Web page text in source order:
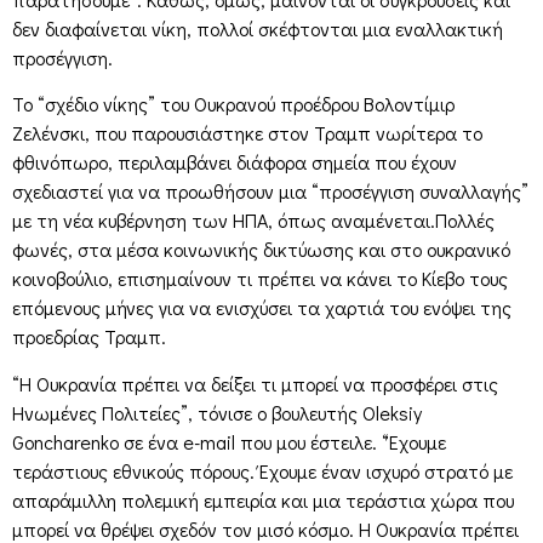
δεν διαφαίνεται νίκη, πολλοί σκέφτονται μια εναλλακτική
προσέγγιση.
Το “σχέδιο νίκης” του Ουκρανού προέδρου Βολοντίμιρ
Ζελένσκι, που παρουσιάστηκε στον Τραμπ νωρίτερα το
φθινόπωρο, περιλαμβάνει διάφορα σημεία που έχουν
σχεδιαστεί για να προωθήσουν μια “προσέγγιση συναλλαγής”
με τη νέα κυβέρνηση των ΗΠΑ, όπως αναμένεται.Πολλές
φωνές, στα μέσα κοινωνικής δικτύωσης και στο ουκρανικό
κοινοβούλιο, επισημαίνουν τι πρέπει να κάνει το Κίεβο τους
επόμενους μήνες για να ενισχύσει τα χαρτιά του ενόψει της
προεδρίας Τραμπ.
“Η Ουκρανία πρέπει να δείξει τι μπορεί να προσφέρει στις
Ηνωμένες Πολιτείες”, τόνισε ο βουλευτής Oleksiy
Goncharenko σε ένα e-mail που μου έστειλε. “Έχουμε
τεράστιους εθνικούς πόρους. Έχουμε έναν ισχυρό στρατό με
απαράμιλλη πολεμική εμπειρία και μια τεράστια χώρα που
μπορεί να θρέψει σχεδόν τον μισό κόσμο. Η Ουκρανία πρέπει